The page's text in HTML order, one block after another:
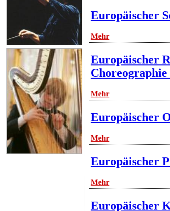
Europäischer
Mehr
Europäischer
Mehr
Europäischer
Mehr
Europäischer
Mehr
Europäischer